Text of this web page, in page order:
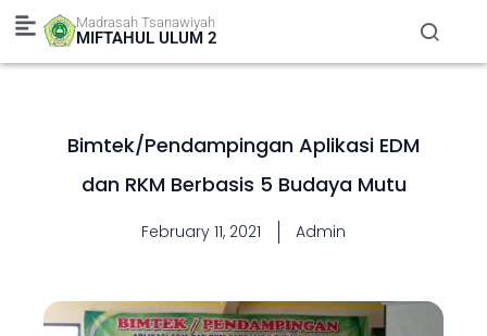
Skip
content
Madrasah Tsanawiyah
MIFTAHUL ULUM 2
Bimtek/Pendampingan Aplikasi EDM
dan RKM Berbasis 5 Budaya Mutu
February 11, 2021 Admin